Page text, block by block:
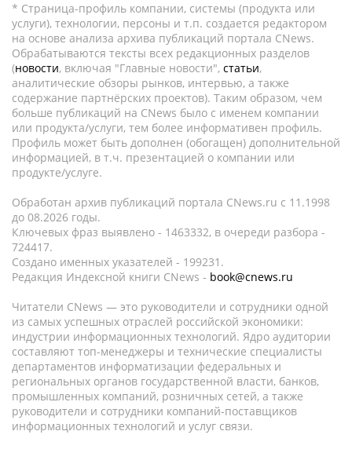
* Страница-профиль компании, системы (продукта или
услуги), технологии, персоны и т.п. создается редактором
на основе анализа архива публикаций портала CNews.
Обрабатываются тексты всех редакционных разделов
(новости, включая "Главные новости", статьи,
аналитические обзоры рынков, интервью, а также
содержание партнёрских проектов). Таким образом, чем
больше публикаций на CNews было с именем компании
или продукта/услуги, тем более информативен профиль.
Профиль может быть дополнен (обогащен) дополнительной
информацией, в т.ч. презентацией о компании или
продукте/услуге.
Обработан архив публикаций портала CNews.ru c 11.1998
до 08.2026 годы.
Ключевых фраз выявлено - 1463332, в очереди разбора -
724417.
Создано именных указателей - 199231.
Редакция Индексной книги CNews - book@cnews.ru
Читатели CNews — это руководители и сотрудники одной
из самых успешных отраслей российской экономики:
индустрии информационных технологий. Ядро аудитории
составляют топ-менеджеры и технические специалисты
департаментов информатизации федеральных и
региональных органов государственной власти, банков,
промышленных компаний, розничных сетей, а также
руководители и сотрудники компаний-поставщиков
информационных технологий и услуг связи.